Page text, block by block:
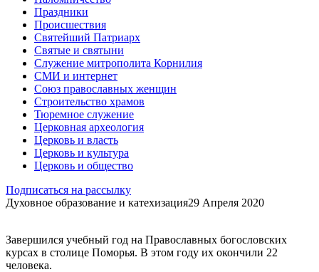
Праздники
Происшествия
Святейший Патриарх
Святые и святыни
Служение митрополита Корнилия
СМИ и интернет
Союз православных женщин
Строительство храмов
Тюремное служение
Церковная археология
Церковь и власть
Церковь и культура
Церковь и общество
Подписаться на рассылку
Духовное образование и катехизация29 Апреля 2020
Завершился учебный год на Православных богословских
курсах в столице Поморья. В этом году их окончили 22
человека.